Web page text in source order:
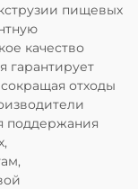
пищевых
качество
гарантирует
отходы
поддержания